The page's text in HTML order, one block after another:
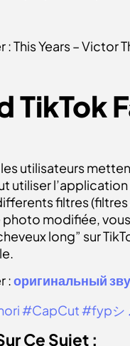
: This Years – Victor
TikTok
utilisateurs
utiliser
filtres
modifiée,
long” sur
:оригинальный
#CapCut#fypシ
Ce Sujet :